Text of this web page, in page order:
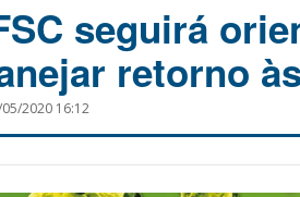
seguirá
retorno
2020 16:12